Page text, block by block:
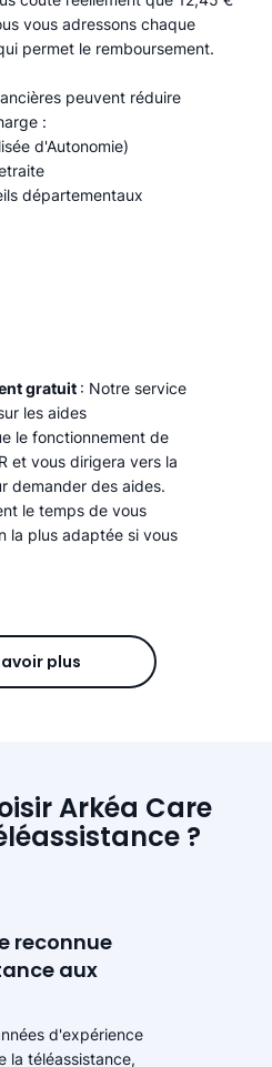
vous adressons chaque
permet le remboursement.
peuvent réduire
:
d'Autonomie)
départementaux
gratuit : Notre service
les aides
le fonctionnement de
et vous dirigera vers la
demander des aides.
le temps de vous
la plus adaptée si vous
plus
Arkéa Care
?
reconnue
aux
d'expérience
la téléassistance,